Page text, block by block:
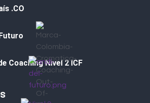
.CO
Coaching Nivel 2 ICF